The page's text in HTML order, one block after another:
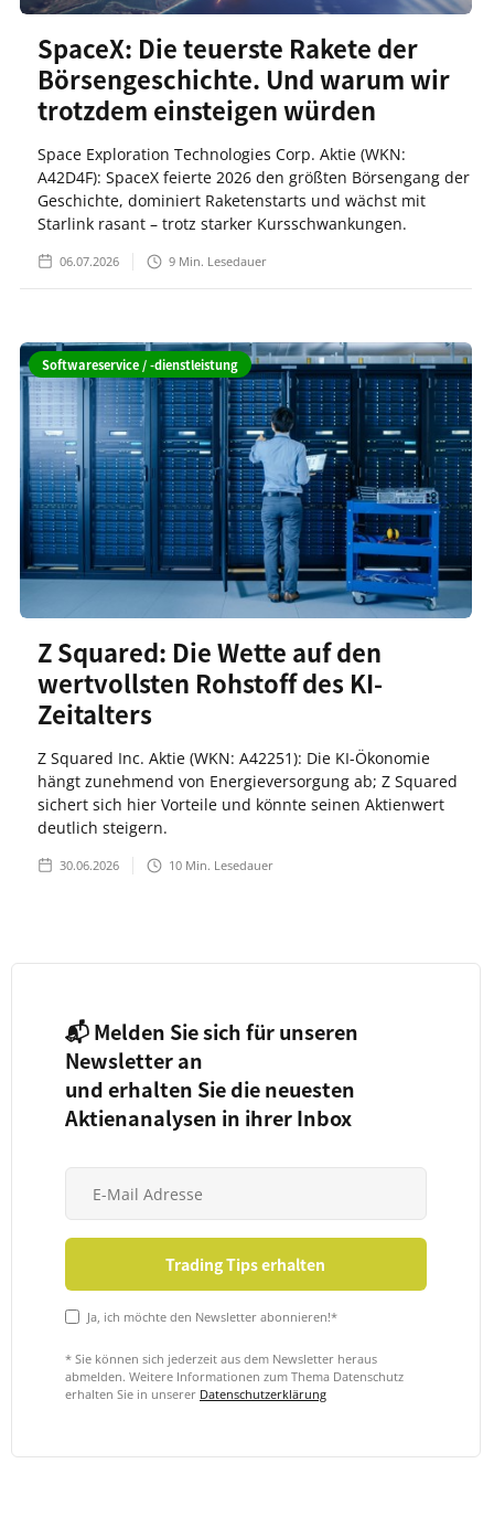
SpaceX: Die teuerste Rakete der
Börsengeschichte. Und warum wir
trotzdem einsteigen würden
Space Exploration Technologies Corp. Aktie (WKN:
A42D4F): SpaceX feierte 2026 den größten Börsengang der
Geschichte, dominiert Raketenstarts und wächst mit
Starlink rasant – trotz starker Kursschwankungen.
06.07.2026 9 Min. Lesedauer
Softwareservice / -dienstleistung
Z Squared: Die Wette auf den
wertvollsten Rohstoff des KI-
Zeitalters
Z Squared Inc. Aktie (WKN: A42251): Die KI-Ökonomie
hängt zunehmend von Energieversorgung ab; Z Squared
sichert sich hier Vorteile und könnte seinen Aktienwert
deutlich steigern.
30.06.2026 10 Min. Lesedauer
📬 Melden Sie sich für unseren
Newsletter an
und erhalten Sie die neuesten
Aktienanalysen in ihrer Inbox
Ja, ich möchte den Newsletter abonnieren!*
* Sie können sich jederzeit aus dem Newsletter heraus
abmelden. Weitere Informationen zum Thema Datenschutz
erhalten Sie in unserer Datenschutzerklärung